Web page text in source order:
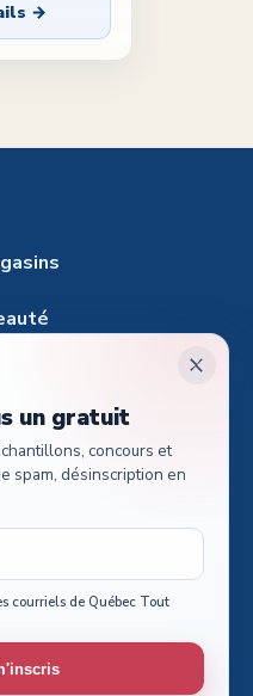
→
un gratuit
concours et
spam, désinscription en
courriels de Québec Tout
animaux
cadeaux